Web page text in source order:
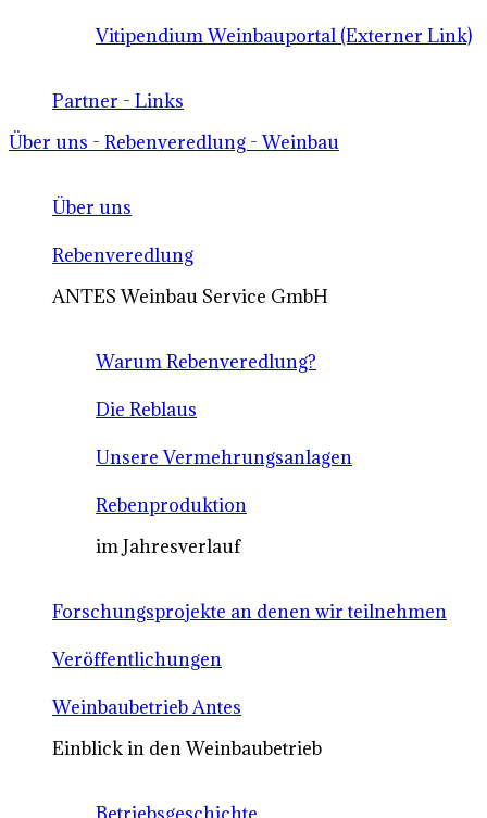
Vitipendium Weinbauportal (Externer Link)
Partner - Links
Über uns - Rebenveredlung - Weinbau
Über uns
Rebenveredlung
ANTES Weinbau Service GmbH
Warum Rebenveredlung?
Die Reblaus
Unsere Vermehrungsanlagen
Rebenproduktion
im Jahresverlauf
Forschungsprojekte an denen wir teilnehmen
Veröffentlichungen
Weinbaubetrieb Antes
Einblick in den Weinbaubetrieb